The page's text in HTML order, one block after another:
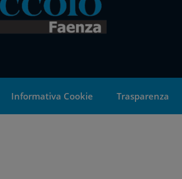
Informativa Cookie Trasparenza